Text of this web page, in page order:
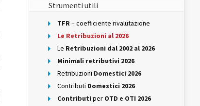
Strumenti utili
TFR– coefficiente rivalutazione
Le Retribuzioni al 2026
Le Retribuzioni dal 2002 al 2026
Minimali retributivi 2026
Retribuzioni Domestici 2026
Contributi Domestici 2026
Contributi per OTD e OTI 2026